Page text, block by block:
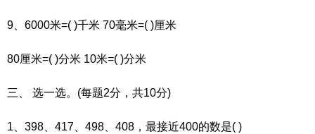
9、6000米=( )千米 70毫米=( )厘米
80厘米=( )分米 10米=( )分米
三、 选一选。(每题2分，共10分)
1、398、417、498、408，最接近400的数是( )